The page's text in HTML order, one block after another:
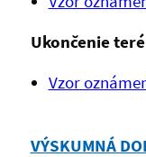
Ukončenie
Vzor
VÝSKUMNÁ